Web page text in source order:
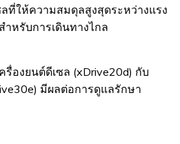
ที่ให้ความสมดุลสูงสุดระหว่างแรง
หรับการเดินทางไกล
รื่องยนต์ดีเซล (xDrive20d) กับ
มีผลต่อการดูแลรักษา